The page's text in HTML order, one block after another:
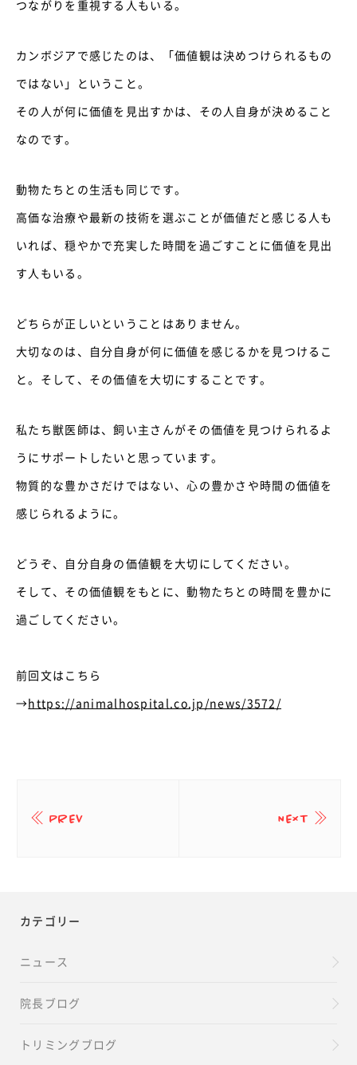
つながりを重視する人もいる。
カンボジアで感じたのは、「価値観は決めつけられるもの
ではない」ということ。
その人が何に価値を見出すかは、その人自身が決めること
なのです。
動物たちとの生活も同じです。
高価な治療や最新の技術を選ぶことが価値だと感じる人も
いれば、穏やかで充実した時間を過ごすことに価値を見出
す人もいる。
どちらが正しいということはありません。
大切なのは、自分自身が何に価値を感じるかを見つけるこ
と。そして、その価値を大切にすることです。
私たち獣医師は、飼い主さんがその価値を見つけられるよ
うにサポートしたいと思っています。
物質的な豊かさだけではない、心の豊かさや時間の価値を
感じられるように。
どうぞ、自分自身の価値観を大切にしてください。
そして、その価値観をもとに、動物たちとの時間を豊かに
過ごしてください。
前回文はこちら
→https://animalhospital.co.jp/news/3572/
PREV NEXT
カテゴリー
ニュース
院長ブログ
トリミングブログ